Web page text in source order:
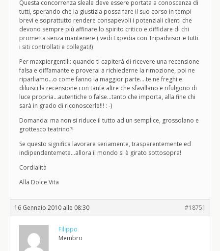
Questa concorrenza sleale deve essere portata a conoscenza di
tutti, sperando che la giustizia possa fare il suo corso in tempi
brevi e soprattutto rendere consapevoli i potenziali clienti che
devono sempre più affinare lo spirito critico e diffidare di chi
prometta senza mantenere ( vedi Expedia con Tripadvisor e tutti
i siti controllati e collegati!)
Per maxpiergentili: quando ti capiterà di ricevere una recensione
falsa e diffamante e proverai a richiederne la rimozione, poi ne
riparliamo…o come fanno la maggior parte….te ne freghi e
diluisci la recensione con tante altre che sfavillano e rifulgono di
luce propria…autentiche o false…tanto che importa, alla fine chi
sarà in grado di riconoscerle!!! : -)
Domanda: ma non si riduce il tutto ad un semplice, grossolano e
grottesco teatrino?!
Se questo significa lavorare seriamente, trasparentemente ed
indipendentemete…allora il mondo si è girato sottosopra!
Cordialità
Alla Dolce Vita
16 Gennaio 2010 alle 08:30 #18751
Filippo
Membro